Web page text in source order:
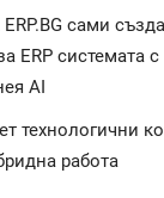
сами
ERP системата
AI
технологични
работа